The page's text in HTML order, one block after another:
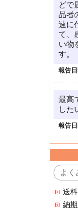
どで
品者
速に
て、
い物
す。
報告
最高
した
報告
送
納